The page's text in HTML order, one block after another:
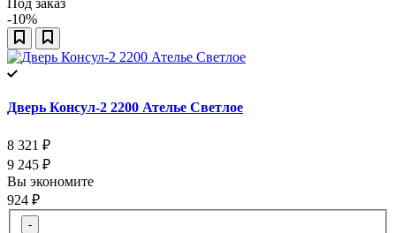
Под заказ
-10%
Дверь Консул-2 2200 Ателье Светлое
8 321 ₽
9 245 ₽
Вы экономите
924 ₽
-